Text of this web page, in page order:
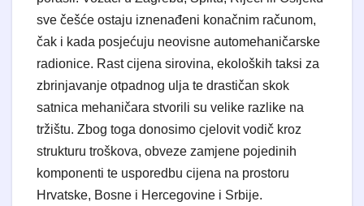
sve češće ostaju iznenađeni konačnim računom,
čak i kada posjećuju neovisne automehaničarske
radionice. Rast cijena sirovina, ekoloških taksi za
zbrinjavanje otpadnog ulja te drastičan skok
satnica mehaničara stvorili su velike razlike na
tržištu. Zbog toga donosimo cjelovit vodič kroz
strukturu troškova, obveze zamjene pojedinih
komponenti te usporedbu cijena na prostoru
Hrvatske, Bosne i Hercegovine i Srbije.